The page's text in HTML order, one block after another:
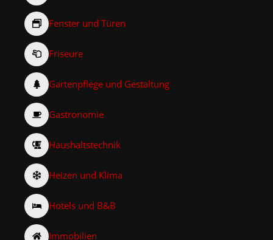
Fenster und Türen
Friseure
Gartenpflege und Gestaltung
Gastronomie
Haushaltstechnik
Heizen und Klima
Hotels und B&B
Immobilien